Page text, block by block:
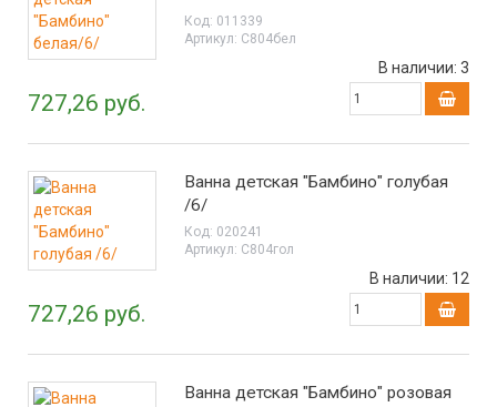
Код: 011339
Артикул: С804бел
727,26 руб.
В наличии: 3
Ванна детская "Бамбино" голубая
/6/
Код: 020241
Артикул: С804гол
727,26 руб.
В наличии: 12
Ванна детская "Бамбино" розовая